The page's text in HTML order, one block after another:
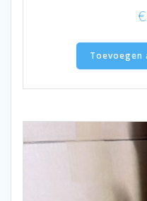
€
Toevoegen